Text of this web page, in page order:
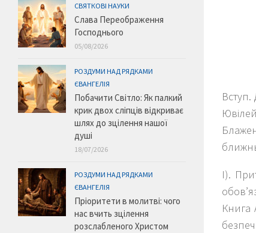
Вступ.
І).
Книга
СВЯТКОВІ НАУКИ
Слава Переображення
Господнього
05/08/2026
РОЗДУМИ НАД РЯДКАМИ
ЄВАНГЕЛІЯ
Побачити Світло: Як палкий
крик двох сліпців відкриває
шлях до зцілення нашої
душі
18/07/2026
РОЗДУМИ НАД РЯДКАМИ
ЄВАНГЕЛІЯ
Пріоритети в молитві: чого
нас вчить зцілення
розслабленого Христом